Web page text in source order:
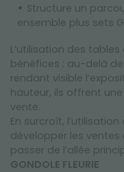
Structure un
ensemble plus sets
L’utilisation des
bénéfices : au-delà
rendant visible
hauteur, ils offrent
vente.
En surcroît,
développer les
passer de l’allée
GONDOLE FLEURIE